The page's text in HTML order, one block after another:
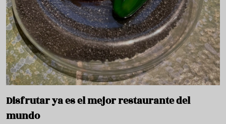
Disfrutar ya es el mejor restaurante del
mundo